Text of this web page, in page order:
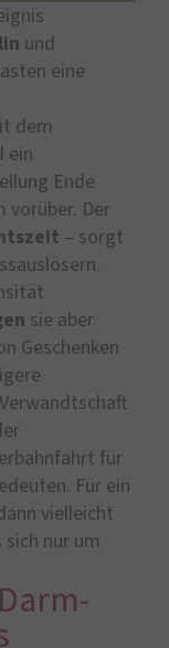
und
eine
dem
ein
Ende
vorüber. Der
– sorgt
sie aber
Geschenken
für
Für ein
vielleicht
nur um